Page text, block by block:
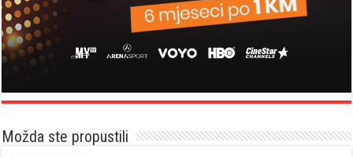
Možda ste propustili